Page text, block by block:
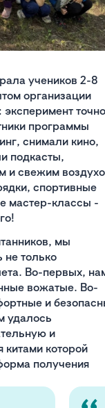
учеников 2-8
организации
точно
программы
снимали кино,
подкасты,
и свежим
спортивные
мастер-классы -
мы
не только
Во-первых,
вожатые. Во-
и
удалось
и
которой
получения